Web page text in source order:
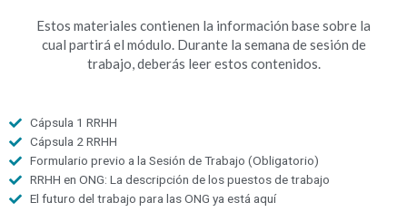
Estos materiales contienen la información base sobre la
cual partirá el módulo. Durante la semana de sesión de
trabajo, deberás leer estos contenidos.
Cápsula 1 RRHH
Cápsula 2 RRHH
Formulario previo a la Sesión de Trabajo (Obligatorio)
RRHH en ONG: La descripción de los puestos de trabajo
El futuro del trabajo para las ONG ya está aquí